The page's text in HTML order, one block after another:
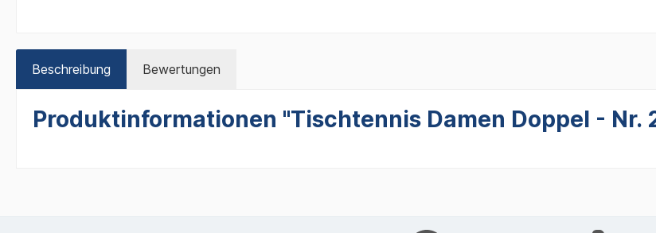
Beschreibung Bewertungen
Produktinformationen "Tischtennis Damen Doppel - Nr.